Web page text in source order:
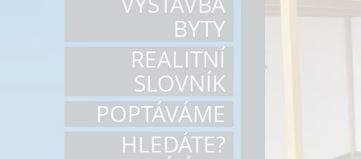
BYTY
REALITNÍ
SLOVNÍK
POPTÁVÁME
HLEDÁTE?